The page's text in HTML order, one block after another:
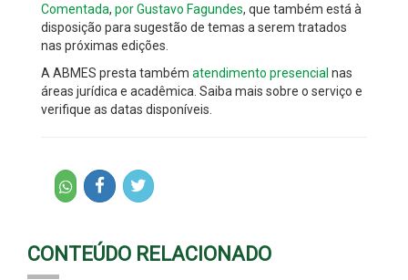
Comentada, por Gustavo Fagundes, que também está à
disposição para sugestão de temas a serem tratados
nas próximas edições.
A ABMES presta também atendimento presencial nas
áreas jurídica e acadêmica. Saiba mais sobre o serviço e
verifique as datas disponíveis.
CONTEÚDO RELACIONADO